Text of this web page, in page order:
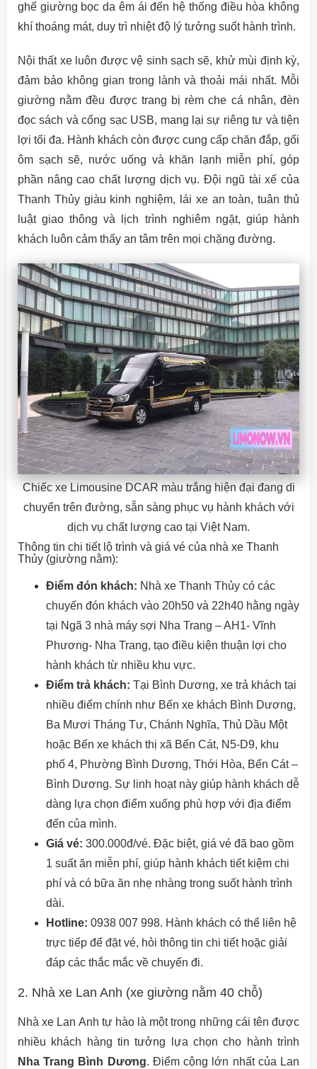
ghế giường bọc da êm ái đến hệ thống điều hòa không
khí thoáng mát, duy trì nhiệt độ lý tưởng suốt hành trình.
Nội thất xe luôn được vệ sinh sạch sẽ, khử mùi định kỳ,
đảm bảo không gian trong lành và thoải mái nhất. Mỗi
giường nằm đều được trang bị rèm che cá nhân, đèn
đọc sách và cổng sạc USB, mang lại sự riêng tư và tiện
lợi tối đa. Hành khách còn được cung cấp chăn đắp, gối
ôm sạch sẽ, nước uống và khăn lạnh miễn phí, góp
phần nâng cao chất lượng dịch vụ. Đội ngũ tài xế của
Thanh Thủy giàu kinh nghiệm, lái xe an toàn, tuân thủ
luật giao thông và lịch trình nghiêm ngặt, giúp hành
khách luôn cảm thấy an tâm trên mọi chặng đường.
Chiếc xe Limousine DCAR màu trắng hiện đại đang di
chuyển trên đường, sẵn sàng phục vụ hành khách với
dịch vụ chất lượng cao tại Việt Nam.
Thông tin chi tiết lộ trình và giá vé của nhà xe Thanh
Thủy (giường nằm):
Điểm đón khách: Nhà xe Thanh Thủy có các
chuyến đón khách vào 20h50 và 22h40 hằng ngày
tại Ngã 3 nhà máy sợi Nha Trang – AH1- Vĩnh
Phương- Nha Trang, tạo điều kiện thuận lợi cho
hành khách từ nhiều khu vực.
Điểm trả khách: Tại Bình Dương, xe trả khách tại
nhiều điểm chính như Bến xe khách Bình Dương,
Ba Mươi Tháng Tư, Chánh Nghĩa, Thủ Dầu Một
hoặc Bến xe khách thị xã Bến Cát, N5-D9, khu
phố 4, Phường Bình Dương, Thới Hòa, Bến Cát –
Bình Dương. Sự linh hoạt này giúp hành khách dễ
dàng lựa chọn điểm xuống phù hợp với địa điểm
đến của mình.
Giá vé: 300.000đ/vé. Đặc biệt, giá vé đã bao gồm
1 suất ăn miễn phí, giúp hành khách tiết kiệm chi
phí và có bữa ăn nhẹ nhàng trong suốt hành trình
dài.
Hotline: 0938 007 998. Hành khách có thể liên hệ
trực tiếp để đặt vé, hỏi thông tin chi tiết hoặc giải
đáp các thắc mắc về chuyến đi.
2. Nhà xe Lan Anh (xe giường nằm 40 chỗ)
Nhà xe Lan Anh tự hào là một trong những cái tên được
nhiều khách hàng tin tưởng lựa chọn cho hành trình
Nha Trang Bình Dương. Điểm cộng lớn nhất của Lan